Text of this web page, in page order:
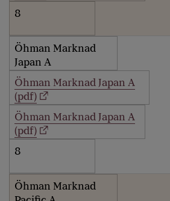
8
Öhman Marknad
Japan A
Öhman Marknad Japan A
(pdf)
Öhman Marknad Japan A
(pdf)
8
Öhman Marknad